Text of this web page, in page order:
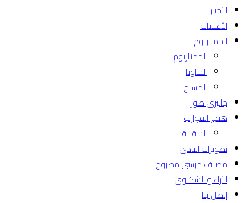
الأخبار
الأعلانات
الجمنازيوم
الجمنازيوم
الساونا
المساج
جاليرى صور
هنجر القوارب
السقالة
تطويرات النادى
مصيف مرسى مطروح
الأراء و الشكاوى
إتصل بنا